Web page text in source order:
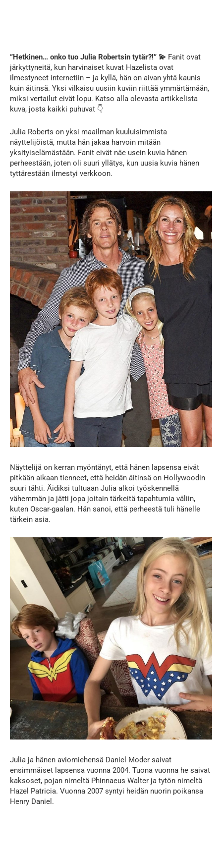
”Hetkinen… onko tuo Julia Robertsin tytär?!” 💫 Fanit ovat
järkyttyneitä, kun harvinaiset kuvat Hazelista ovat
ilmestyneet internetiin – ja kyllä, hän on aivan yhtä kaunis
kuin äitinsä. Yksi vilkaisu uusiin kuviin riittää ymmärtämään,
miksi vertailut eivät lopu. Katso alla olevasta artikkelista
kuva, josta kaikki puhuvat 👇
Julia Roberts on yksi maailman kuuluisimmista
näyttelijöistä, mutta hän jakaa harvoin mitään
yksityiselämästään. Fanit eivät näe usein kuvia hänen
perheestään, joten oli suuri yllätys, kun uusia kuvia hänen
tyttärestään ilmestyi verkkoon.
Näyttelijä on kerran myöntänyt, että hänen lapsensa eivät
pitkään aikaan tienneet, että heidän äitinsä on Hollywoodin
suuri tähti. Äidiksi tultuaan Julia alkoi työskennellä
vähemmän ja jätti jopa joitain tärkeitä tapahtumia väliin,
kuten Oscar-gaalan. Hän sanoi, että perheestä tuli hänelle
tärkein asia.
Julia ja hänen aviomiehensä Daniel Moder saivat
ensimmäiset lapsensa vuonna 2004. Tuona vuonna he saivat
kaksoset, pojan nimeltä Phinnaeus Walter ja tytön nimeltä
Hazel Patricia. Vuonna 2007 syntyi heidän nuorin poikansa
Henry Daniel.